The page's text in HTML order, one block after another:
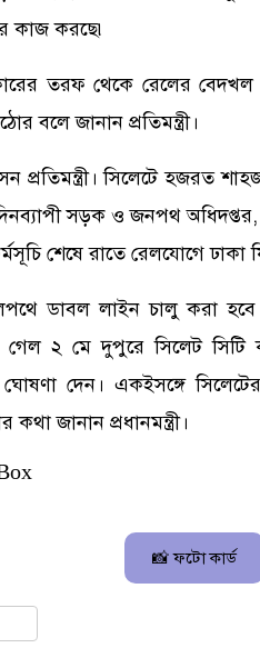
কাজ করছে৷
তরফ থেকে রেলের বেদখল
বলে জানান প্রতিমন্ত্রী।
প্রতিমন্ত্রী। সিলেটে হজরত
সড়ক ও জনপথ
শেষে রাতে রেলযোগে ঢাকা
ডাবল লাইন চালু করা হবে
গেল ২ মে দুপুরে সিলেট
দেন। একইসঙ্গে
জানান প্রধানমন্ত্রী।
📸 ফটো কার্ড